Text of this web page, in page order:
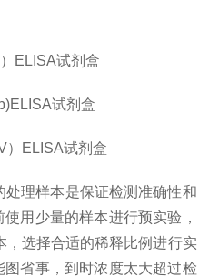
） ELISA试剂盒
试剂盒
） ELISA试剂盒
处理样本是保证检测准确性和
用少量的样本进行预实验，
，选择合适的稀释比例进行实
省事，到时浓度太大超过检